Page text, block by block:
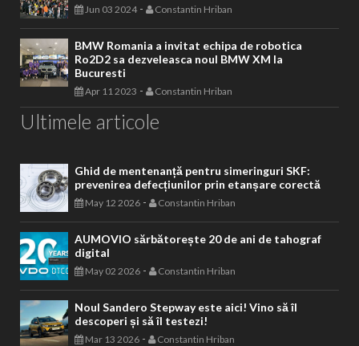
Jun 03 2024- Constantin Hriban
BMW Romania a invitat echipa de robotica
Ro2D2 sa dezveleasca noul BMW XM la
Bucuresti
Apr 11 2023 - Constantin Hriban
Ultimele articole
Ghid de mentenanță pentru simeringuri SKF:
prevenirea defecțiunilor prin etanșare corectă
May 12 2026 - Constantin Hriban
AUMOVIO sărbătorește 20 de ani de tahograf
digital
May 02 2026 - Constantin Hriban
Noul Sandero Stepway este aici! Vino să îl
descoperi și să îl testezi!
Mar 13 2026 - Constantin Hriban